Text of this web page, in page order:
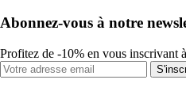
Abonnez-vous à notre
Profitez de -10% en vous inscrivant